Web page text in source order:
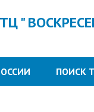
ТЦ "
ПОИСК